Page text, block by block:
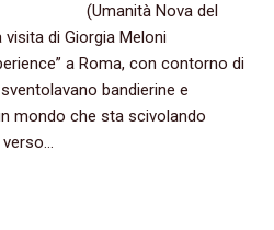
(Umanità Nova del
di Giorgia Meloni
a Roma, con contorno di
bandierine e
mondo che sta scivolando